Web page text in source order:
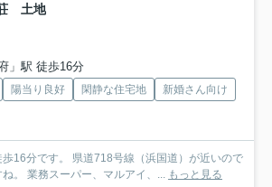
土地
」駅 徒歩16分
陽当り良好 閑静な住宅地
新婚さん向け
16分です。 県道718号線（浜国道）が近いので
。 業務スーパー、マルアイ、...
もっと見る